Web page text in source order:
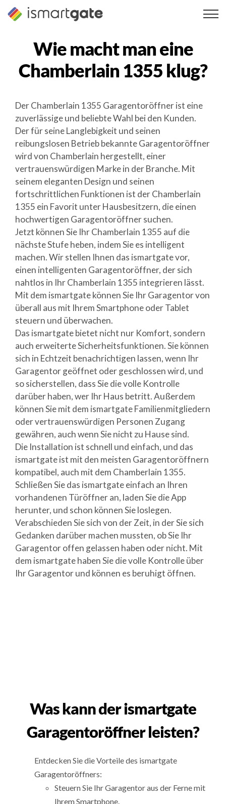
Zum
Inhalt
Wie macht man eine
Chamberlain 1355 klug?
Der Chamberlain 1355 Garagentoröffner ist eine
zuverlässige und beliebte Wahl bei den Kunden.
Der für seine Langlebigkeit und seinen
reibungslosen Betrieb bekannte Garagentoröffner
wird von Chamberlain hergestellt, einer
vertrauenswürdigen Marke in der Branche. Mit
seinem eleganten Design und seinen
fortschrittlichen Funktionen ist der Chamberlain
1355 ein Favorit unter Hausbesitzern, die einen
hochwertigen Garagentoröffner suchen.
Jetzt können Sie Ihr Chamberlain 1355 auf die
nächste Stufe heben, indem Sie es intelligent
machen. Wir stellen Ihnen das ismartgate vor,
einen intelligenten Garagentoröffner, der sich
nahtlos in Ihr Chamberlain 1355 integrieren lässt.
Mit dem ismartgate können Sie Ihr Garagentor von
überall aus mit Ihrem Smartphone oder Tablet
steuern und überwachen.
Das ismartgate bietet nicht nur Komfort, sondern
auch erweiterte Sicherheitsfunktionen. Sie können
sich in Echtzeit benachrichtigen lassen, wenn Ihr
Garagentor geöffnet oder geschlossen wird, und
so sicherstellen, dass Sie die volle Kontrolle
darüber haben, wer Ihr Haus betritt. Außerdem
können Sie mit dem ismartgate Familienmitgliedern
oder vertrauenswürdigen Personen Zugang
gewähren, auch wenn Sie nicht zu Hause sind.
Die Installation ist schnell und einfach, und das
ismartgate ist mit den meisten Garagentoröffnern
kompatibel, auch mit dem Chamberlain 1355.
Schließen Sie das ismartgate einfach an Ihren
vorhandenen Türöffner an, laden Sie die App
herunter, und schon können Sie loslegen.
Verabschieden Sie sich von der Zeit, in der Sie sich
Gedanken darüber machen mussten, ob Sie Ihr
Garagentor offen gelassen haben oder nicht. Mit
dem ismartgate haben Sie die volle Kontrolle über
Ihr Garagentor und können es beruhigt öffnen.
Was kann der ismartgate
Garagentoröffner leisten?
Entdecken Sie die Vorteile des ismartgate
Garagentoröffners:
Steuern Sie Ihr Garagentor aus der Ferne mit
Ihrem Smartphone.